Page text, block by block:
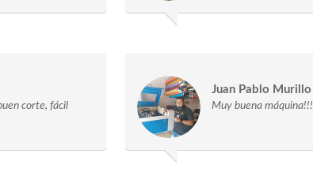
corte, fácil
Juan Pablo Murillo
Muy buena máquina!!!